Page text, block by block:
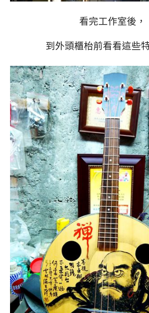
看完工作室後，
到外頭櫃枱前看看這些